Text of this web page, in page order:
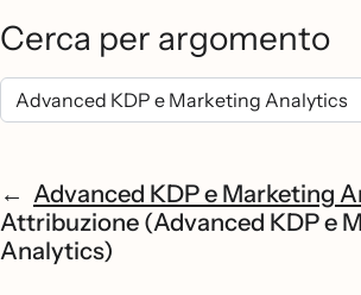
Cerca per argomento
Advanced KDP e Marketing
Attribuzione (Advanced KDP e
Analytics)